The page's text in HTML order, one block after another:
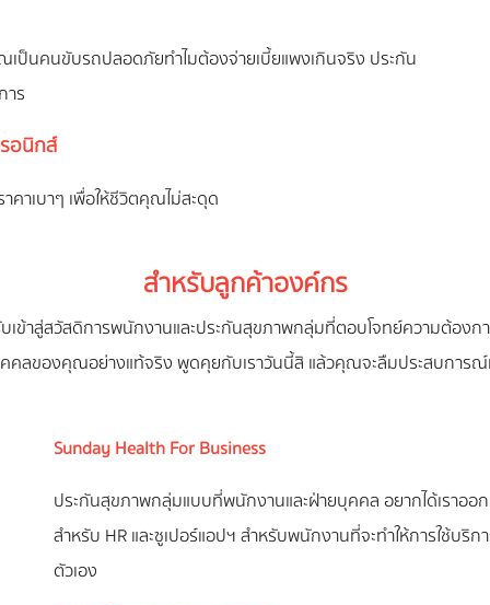
ป็นคนขับรถปลอดภัยทำไมต้องจ่ายเบี้ยแพงเกินจริง ประกัน
ร
อนิกส์
าเบาๆ เพื่อให้ชีวิตคุณไม่สะดุด
สำหรับลูกค้าองค์กร
เข้าสู่สวัสดิการพนักงานและประกันสุขภาพกลุ่มที่ตอบโจทย์ความต้องก
คคลของคุณอย่างแท้จริง พูดคุยกับเราวันนี้สิ แล้วคุณจะลืมประสบการ
Sunday Health For Business
ประกันสุขภาพกลุ่มแบบที่พนักงานและฝ่ายบุคคล อยากได้เรา
สำหรับ HR และซูเปอร์แอปฯ สำหรับพนักงานที่จะทำให้การใช้บริ
ตัวเอง